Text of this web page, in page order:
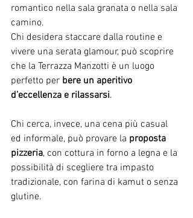
romantico nella sala granata o nella sala
camino.
Chi desidera staccare dalla routine e
vivere una serata glamour, può scoprire
che la Terrazza Manzotti è un luogo
perfetto per bere un aperitivo
d’eccellenza e rilassarsi.
Chi cerca, invece, una cena più casual
ed informale, può provare la proposta
pizzeria, con cottura in forno a legna e la
possibilità di scegliere tra impasto
tradizionale, con farina di kamut o senza
glutine.